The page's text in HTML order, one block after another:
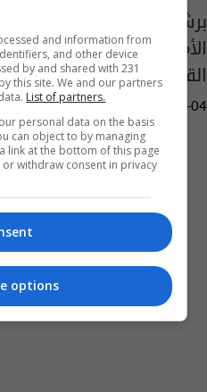
برشلونة يسعى للثأر من
الأمسية الثانية من دوري
القدم
08:15 | 2009-11-04
and information from
and other device
by and shared with 231
this site. We and our partners
List of partners.
personal data on the basis
can object to by managing
link at the bottom of this page
withdraw consent in privacy
options